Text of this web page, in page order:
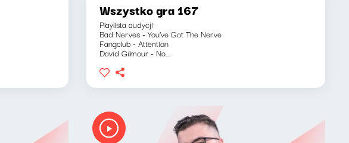
Wszystko gra 167
Playlista audycji:
Bad Nerves - You've Got The Nerve
Fangclub - Attention
David Gilmour - No...